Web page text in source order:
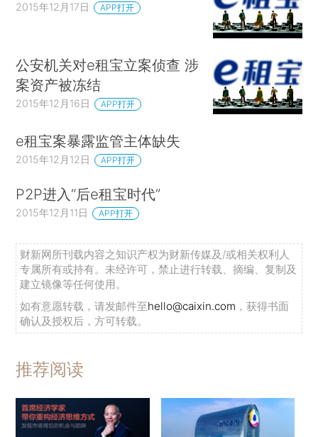
2015年12月17日 APP打开
公安机关对e租宝立案侦查 涉
案资产被冻结
2015年12月16日 APP打开
e租宝案暴露监管主体缺失
2015年12月12日 APP打开
P2P进入“后e租宝时代”
2015年12月11日 APP打开
财新网所刊载内容之知识产权为财新传媒及/或相关权利人
专属所有或持有。未经许可，禁止进行转载、摘编、复制及
建立镜像等任何使用。
如有意愿转载，请发邮件至hello@caixin.com ，获得书面
确认及授权后，方可转载。
推荐阅读